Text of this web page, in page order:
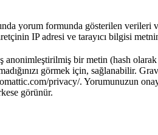
yorum formunda gösterilen verileri
IP adresi ve tarayıcı bilgisi
anonimleştirilmiş bir metin (hash olarak
görmek için, sağlanabilir.
privacy/. Yorumunuzun
görünür.